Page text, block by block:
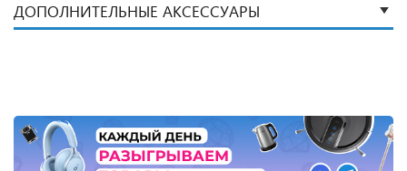
ДОПОЛНИТЕЛЬНЫЕ АКСЕССУАРЫ